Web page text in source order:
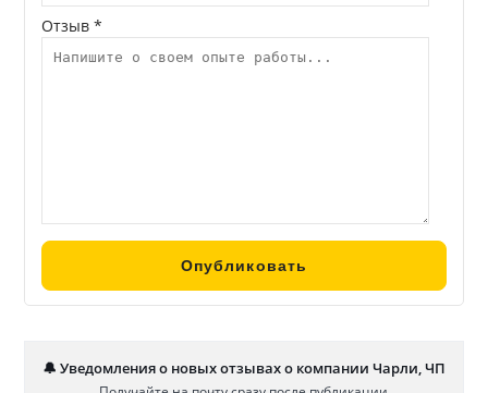
Отзыв *
🔔 Уведомления о новых отзывах о компании Чарли, ЧП